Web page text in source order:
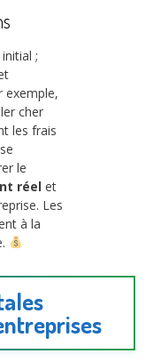
;
exemple,
cher
les frais
le
réel et
Les
à la